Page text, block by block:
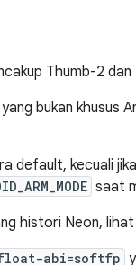
Thumb-2 dan
bukan khusus
default, kecuali
saat
histori Neon, lihat
abi=softfp